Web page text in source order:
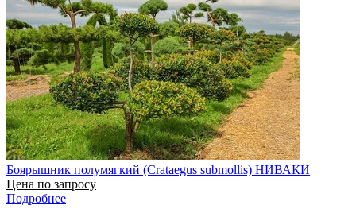
Боярышник полумягкий (Crataegus submollis) НИВАКИ
Цена по запросу
Подробнее